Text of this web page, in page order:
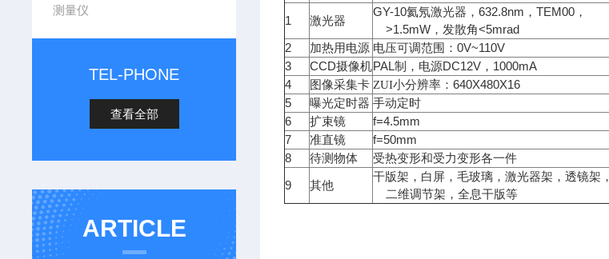
测量仪
TEL-PHONE
查看全部
ARTICLE
1 激光器
GY-10氦氖激光器，632.8nm ，TEM00 ，
>1.5mW ，发散角<5mrad
2
加热用电源 电压可调范围：0V~110V
3
CCD摄像机PAL制，电源DC12V ， 1000mA
4
图像采集卡 ZUI小分辨率：640X480X16
5
曝光定时器 手动定时
6
扩束镜 f=4.5mm
7
准直镜 f=50mm
8
待测物体 受热变形和受力变形各一件
9 其他
干版架，白屏，毛玻璃，激光器架，透镜架，
二维调节架，全息干版等